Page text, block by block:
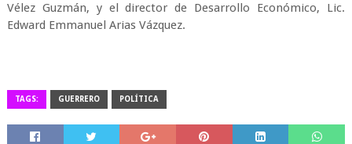
Vélez Guzmán, y el director de Desarrollo Económico, Lic.
Edward Emmanuel Arias Vázquez.
TAGS: GUERRERO POLÍTICA